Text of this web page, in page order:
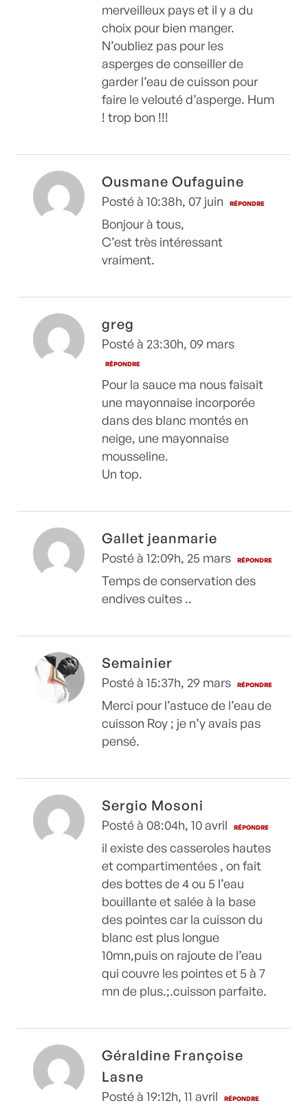
merveilleux pays et il y a du
choix pour bien manger.
N’oubliez pas pour les
asperges de conseiller de
garder l’eau de cuisson pour
faire le velouté d’asperge. Hum
! trop bon !!!
Ousmane Oufaguine
Posté à 10:38h, 07 juin RÉPONDRE
Bonjour à tous,
C’est très intéressant
vraiment.
greg
Posté à 23:30h, 09 mars
RÉPONDRE
Pour la sauce ma nous faisait
une mayonnaise incorporée
dans des blanc montés en
neige, une mayonnaise
mousseline.
Un top.
Gallet jeanmarie
Posté à 12:09h, 25 mars RÉPONDRE
Temps de conservation des
endives cuites ..
Semainier
Posté à 15:37h, 29 mars RÉPONDRE
Merci pour l’astuce de l’eau de
cuisson Roy ; je n’y avais pas
pensé.
Sergio Mosoni
Posté à 08:04h, 10 avril RÉPONDRE
il existe des casseroles hautes
et compartimentées , on fait
des bottes de 4 ou 5 l’eau
bouillante et salée à la base
des pointes car la cuisson du
blanc est plus longue
10mn,puis on rajoute de l’eau
qui couvre les pointes et 5 à 7
mn de plus.;.cuisson parfaite.
Géraldine Françoise
Lasne
Posté à 19:12h, 11 avril RÉPONDRE